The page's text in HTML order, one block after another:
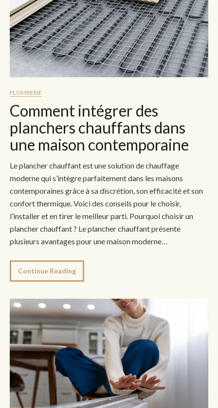
PLOMBERIE
Comment intégrer des
planchers chauffants dans
une maison contemporaine
Le plancher chauffant est une solution de chauffage
moderne qui s’intègre parfaitement dans les maisons
contemporaines grâce à sa discrétion, son efficacité et son
confort thermique. Voici des conseils pour le choisir,
l’installer et en tirer le meilleur parti. Pourquoi choisir un
plancher chauffant ? Le plancher chauffant présente
plusieurs avantages pour une maison moderne…
Continue Reading